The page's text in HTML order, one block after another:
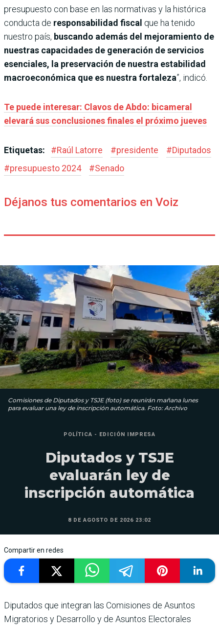
presupuesto con base en las normativas y la histórica
conducta de responsabilidad fiscal que ha tenido
nuestro país, buscando además del mejoramiento de
nuestras capacidades de generación de servicios
esenciales, la preservación de nuestra estabilidad
macroeconómica que es nuestra fortaleza”, indicó.
Te puede interesar: Clavos de Abdo: bicameral
elevará sus conclusiones finales el próximo jueves
Etiquetas: #Raúl Latorre #presidente #Diputados
#presupuesto 2024 #Senado
Déjanos tus comentarios en Voiz
Comisiones de Diputados y TSJE (foto) se reunirán mañana lunes
para evaluar una ley de inscripción automática. Foto: Archivo
POLÍTICA - EDICIÓN IMPRESA
Diputados y TSJE
evaluarán ley de
inscripción automática
8 DE AGOSTO DE 2026 23:02
Compartir en redes
Diputados que integran las Comisiones de Asuntos
Migratorios y Desarrollo y de Asuntos Electorales